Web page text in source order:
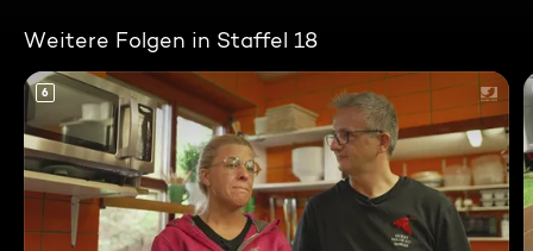
Weitere Folgen in Staffel 18
6